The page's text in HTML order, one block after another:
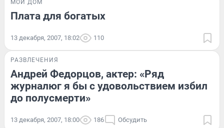
МОЙ ДОМ
Плата для богатых
13 декабря, 2007, 18:02 110
РАЗВЛЕЧЕНИЯ
Андрей Федорцов, актер: «Ряд
журналюг я бы с удовольствием избил
до полусмерти»
13 декабря, 2007, 18:00 186 Обсудить